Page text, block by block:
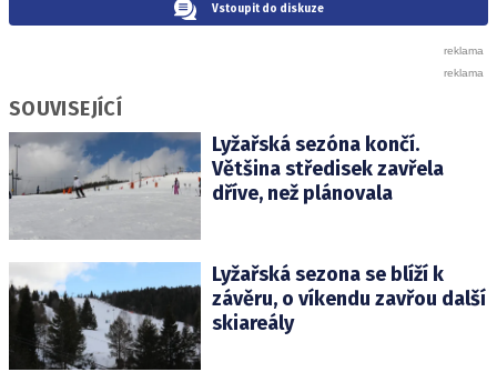
Vstoupit do diskuze
SOUVISEJÍCÍ
Lyžařská sezóna končí.
Většina středisek zavřela
dříve, než plánovala
Lyžařská sezona se blíží k
závěru, o víkendu zavřou další
skiareály